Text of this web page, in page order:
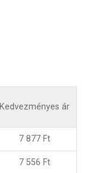
Kedvezményes ár
7 877 Ft
7 556 Ft